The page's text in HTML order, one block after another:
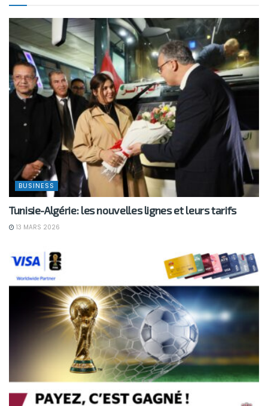
BUSINESS
Tunisie-Algérie: les nouvelles lignes et leurs tarifs
13 MARS 2026